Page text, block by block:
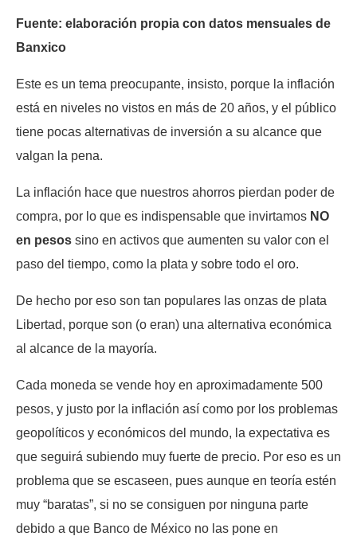
Fuente: elaboración propia con datos mensuales de
Banxico
Este es un tema preocupante, insisto, porque la inflación
está en niveles no vistos en más de 20 años, y el público
tiene pocas alternativas de inversión a su alcance que
valgan la pena.
La inflación hace que nuestros ahorros pierdan poder de
compra, por lo que es indispensable que invirtamos NO
en pesos sino en activos que aumenten su valor con el
paso del tiempo, como la plata y sobre todo el oro.
De hecho por eso son tan populares las onzas de plata
Libertad, porque son (o eran) una alternativa económica
al alcance de la mayoría.
Cada moneda se vende hoy en aproximadamente 500
pesos, y justo por la inflación así como por los problemas
geopolíticos y económicos del mundo, la expectativa es
que seguirá subiendo muy fuerte de precio. Por eso es un
problema que se escaseen, pues aunque en teoría estén
muy “baratas”, si no se consiguen por ninguna parte
debido a que Banco de México no las pone en